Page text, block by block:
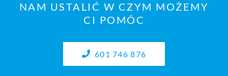
NAM USTALIĆ W CZYM MOŻEMY
CI POMÓC
601 746 876